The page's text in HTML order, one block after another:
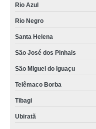
Rio Azul
Rio Negro
Santa Helena
São José dos Pinhais
São Miguel do Iguaçu
Telêmaco Borba
Tibagi
Ubiratã